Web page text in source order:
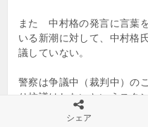
また 中村格の発言に言葉
いる新潮に対して、中村格
議していない。
警察は争議中（裁判中）の
り抗議はしないというスタ
シェア